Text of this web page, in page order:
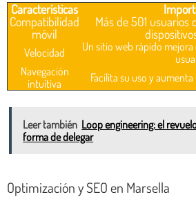
Características
Compatibilidad
móvil
Más de 501 usuarios
Velocidad
Un sitio web rápido mejora
Navegación
intuitiva
Facilita su uso y
Leer también Loop engineering: el
forma de delegar
Optimización y SEO en Marsella